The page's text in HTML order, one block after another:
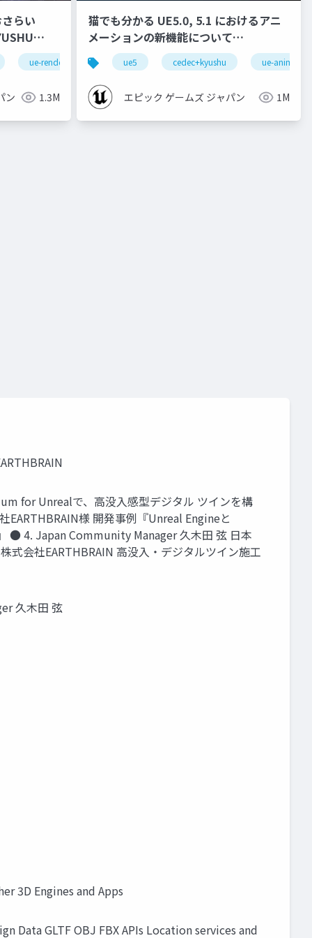
らい
ue-rendering
ン 1.3M
猫でも分かる UE5.0, 5.1 におけるアニ
メーションの新機能について
【CEDEC+KYUSHU 2022】
ue5 cedec+kyushu ue-
エピック ゲームズ ジャパン 1M
for Unrealで、高没入感型デジタル ツインを構
様 開発事例『Unreal Engineと
● 4. Japan Community Manager 久木田 弦 日本
会社EARTHBRAIN 高没入・デジタルツイン施工
久木田 弦
3D Engines and Apps
Data GLTF OBJ FBX APIs Location services and